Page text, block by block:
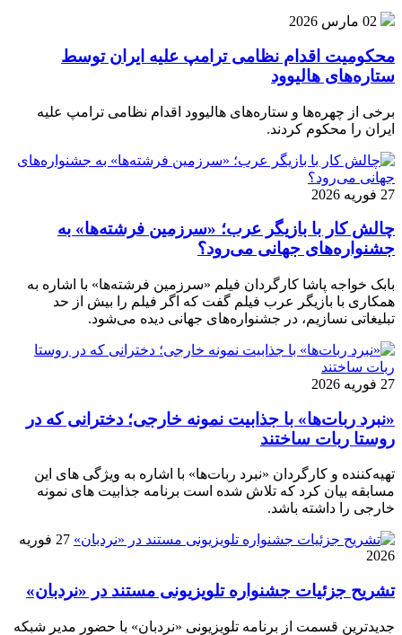
02 مارس 2026
محکومیت اقدام نظامی ترامپ علیه ایران توسط
ستاره‌های هالیوود
برخی از چهره‌ها و ستاره‌های هالیوود اقدام نظامی ترامپ علیه
ایران را محکوم کردند.
27 فوریه 2026
چالش کار با بازیگر عرب؛ «سرزمین فرشته‌ها» به
جشنواره‌های جهانی می‌رود؟
بابک خواجه پاشا کارگردان فیلم «سرزمین فرشته‌ها» با اشاره به
همکاری با بازیگر عرب فیلم گفت که اگر فیلم را بیش از حد
تبلیغاتی نسازیم، در جشنواره‌های جهانی دیده می‌شود.
27 فوریه 2026
«نبرد ربات‌ها» با جذابیت نمونه خارجی؛ دخترانی که در
روستا ربات ساختند
تهیه‌کننده و کارگردان «نبرد ربات‌ها» با اشاره به ویژگی های این
مسابقه بیان کرد که تلاش شده است برنامه جذابیت های نمونه
خارجی را داشته باشد.
27 فوریه
2026
تشریح جزئیات جشنواره‌ تلویزیونی مستند در «نردبان»
جدیدترین قسمت از برنامه‌ تلویزیونی «نردبان» با حضور مدیر شبکه